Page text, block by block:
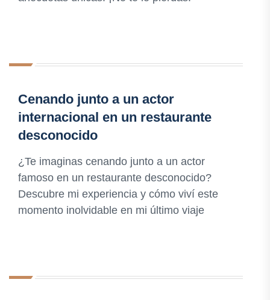
Cenando junto a un actor
internacional en un restaurante
desconocido
¿Te imaginas cenando junto a un actor
famoso en un restaurante desconocido?
Descubre mi experiencia y cómo viví este
momento inolvidable en mi último viaje